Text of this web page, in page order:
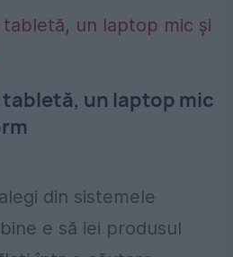
un laptop mic
din sistemele
e să iei produsul